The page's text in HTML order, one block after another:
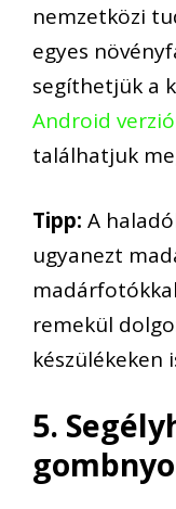
nemzetközi
egyes
segíthetjük a
Android
találhatjuk
Tipp: A
ugyanezt
remekül
készülékeken
5.